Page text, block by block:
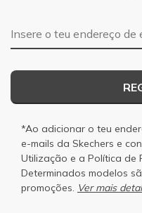
Endereço de e-mail
*Ao adicionar o teu
e-mails da Skechers e
Utilização e a Política de
Determinados modelos
promoções. Ver mais